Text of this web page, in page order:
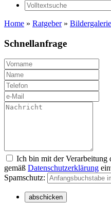
Home » Ratgeber» Bildergalerie
Schnellanfrage
Ich bin mit der Verarbeitung
gemäß Datenschutzerklärung
Spamschutz: